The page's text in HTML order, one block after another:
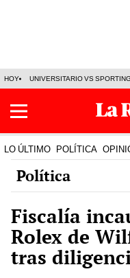
HOY UNIVERSITARIO VS
LO ÚLTIMO POLÍTICA
Política
Fiscalía
Rolex de
tras